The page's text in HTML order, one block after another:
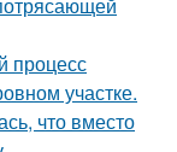
процесс
участке.
что вместо